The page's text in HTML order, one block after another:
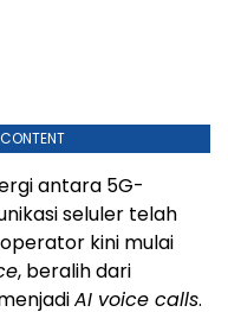
AI voice calls.
AI dan
jaringan suara IMS,
berkembang
dan inovatif.
pengalaman
berkualitas HD,